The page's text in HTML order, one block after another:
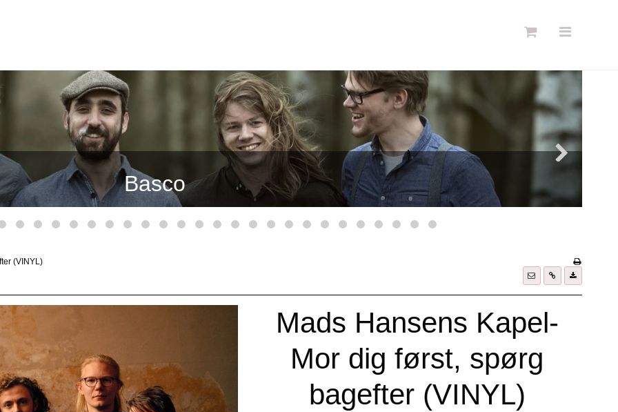
Forside
Links
Shop
Blog
Basco
(VINYL)
Mads Hansens Kapel-
Mor dig først, spørg
bagefter (VINYL)